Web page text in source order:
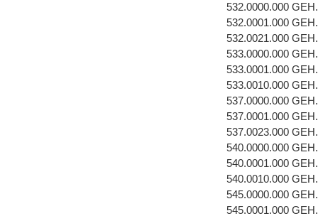
532.0000.000
532.0001.000
532.0021.000
533.0000.000
533.0001.000
533.0010.000
537.0000.000
537.0001.000
537.0023.000
540.0000.000
540.0001.000
540.0010.000
545.0000.000
545.0001.000